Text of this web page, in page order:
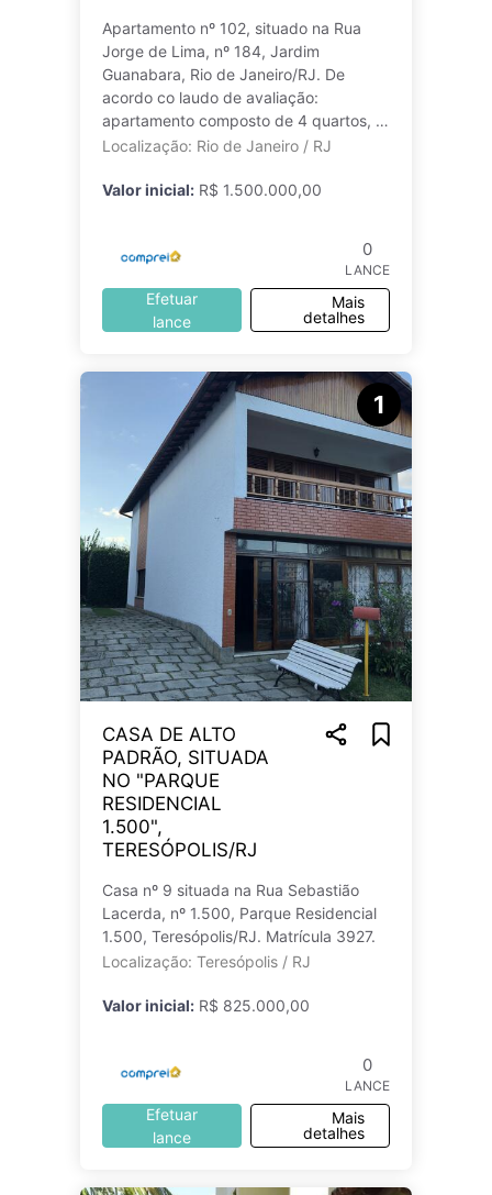
Apartamento nº 102, situado na Rua
Jorge de Lima, nº 184, Jardim
Guanabara, Rio de Janeiro/RJ. De
acordo co laudo de avaliação:
apartamento composto de 4 quartos, 3
banheiros, cozinha, sala, sala de jantar
Localização: Rio de Janeiro / RJ
Valor inicial: R$ 1.500.000,00
0
LANCE
Efetuar
lance
Mais
detalhes
1
CASA DE ALTO
PADRÃO, SITUADA
NO "PARQUE
RESIDENCIAL
1.500",
TERESÓPOLIS/RJ
Casa nº 9 situada na Rua Sebastião
Lacerda, nº 1.500, Parque Residencial
1.500, Teresópolis/RJ. Matrícula 3927.
Localização: Teresópolis / RJ
Valor inicial: R$ 825.000,00
0
LANCE
Efetuar
lance
Mais
detalhes